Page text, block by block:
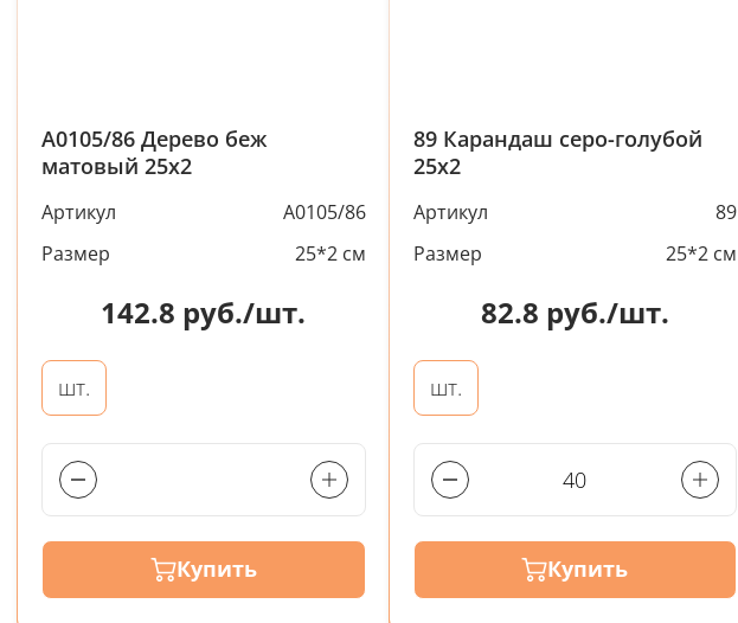
A0105/86 Дерево беж
матовый 25х2
Артикул
A0105/86
Размер
25*2 см
142.8 руб./шт.
шт.
Купить
89 Карандаш серо-голубой
25х2
Артикул
89
Размер
25*2 см
82.8 руб./шт.
шт.
Купить